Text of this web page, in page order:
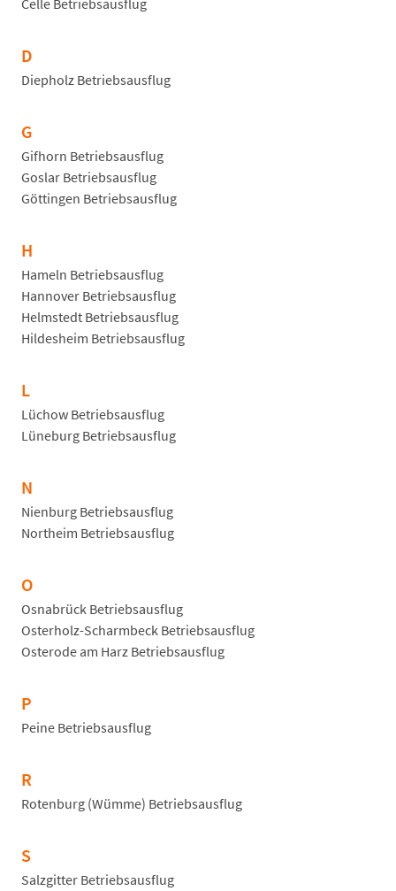
Celle Betriebsausflug
D
Diepholz Betriebsausflug
G
Gifhorn Betriebsausflug
Goslar Betriebsausflug
Göttingen Betriebsausflug
H
Hameln Betriebsausflug
Hannover Betriebsausflug
Helmstedt Betriebsausflug
Hildesheim Betriebsausflug
L
Lüchow Betriebsausflug
Lüneburg Betriebsausflug
N
Nienburg Betriebsausflug
Northeim Betriebsausflug
O
Osnabrück Betriebsausflug
Osterholz-Scharmbeck Betriebsausflug
Osterode am Harz Betriebsausflug
P
Peine Betriebsausflug
R
Rotenburg (Wümme) Betriebsausflug
S
Salzgitter Betriebsausflug